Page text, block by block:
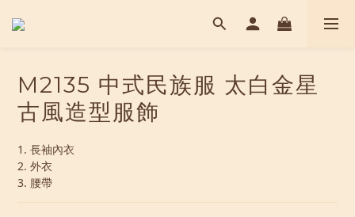
M2135 中式民族服 太白金星
古風造型服飾
1. 長袖內衣
2. 外衣
3. 腰帶